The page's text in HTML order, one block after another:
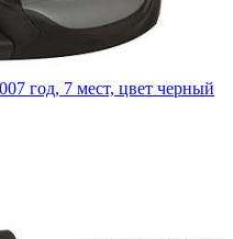
год, 7 мест, цвет черный